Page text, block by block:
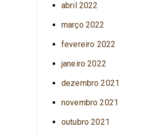
abril 2022
março 2022
fevereiro 2022
janeiro 2022
dezembro 2021
novembro 2021
outubro 2021